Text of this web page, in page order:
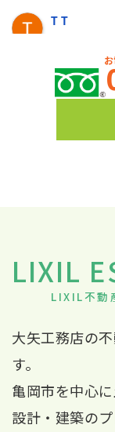
T T
飛世雅也
2 years ago
た。ありが
渡邊一志
と思える工
Katsuya h
LIXIL
LIXIL不動
大矢工務店の
す。
亀岡市を中心
設計・建築の